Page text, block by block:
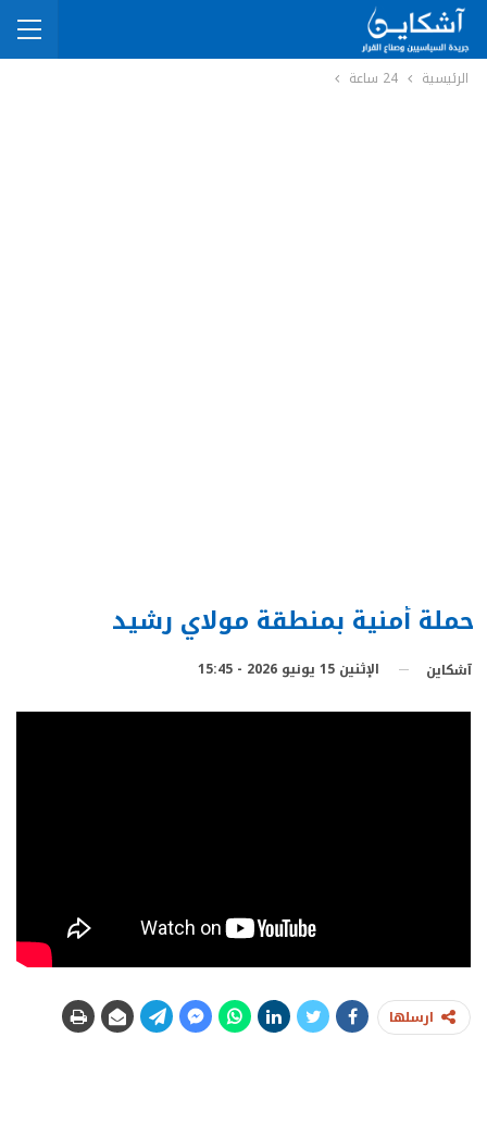
الرئيسية 24 ساعة
حملة أمنية بمنطقة مولاي رشيد
آشكاين الإثنين 15 يونيو 2026 - 15:45
ارسلها